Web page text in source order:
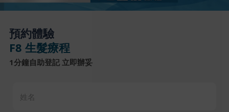
預約體驗
F8 生髮療程
1分鐘自助登記 立即辦妥